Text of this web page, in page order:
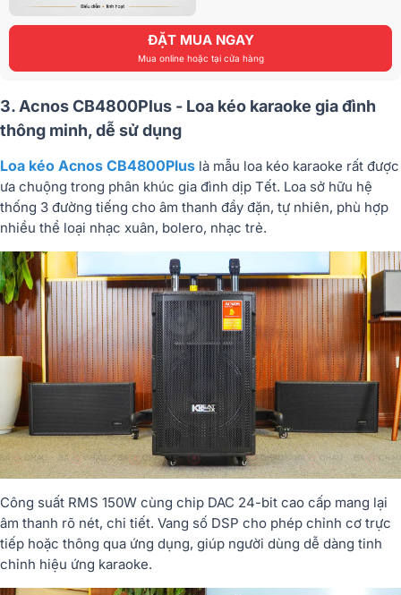
ĐẶT MUA NGAY
Mua online hoặc tại cửa hàng
3. Acnos CB4800Plus - Loa kéo karaoke gia đình
thông minh, dễ sử dụng
Loa kéo Acnos CB4800Plus là mẫu loa kéo karaoke rất được
ưa chuộng trong phân khúc gia đình dịp Tết. Loa sở hữu hệ
thống 3 đường tiếng cho âm thanh đầy đặn, tự nhiên, phù hợp
nhiều thể loại nhạc xuân, bolero, nhạc trẻ.
Công suất RMS 150W cùng chip DAC 24-bit cao cấp mang lại
âm thanh rõ nét, chi tiết. Vang số DSP cho phép chỉnh cơ trực
tiếp hoặc thông qua ứng dụng, giúp người dùng dễ dàng tinh
chỉnh hiệu ứng karaoke.